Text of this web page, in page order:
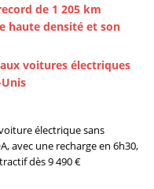
de 1 205 km
haute densité et son
voitures électriques
électrique sans
avec une recharge en 6h30,
dès 9 490 €